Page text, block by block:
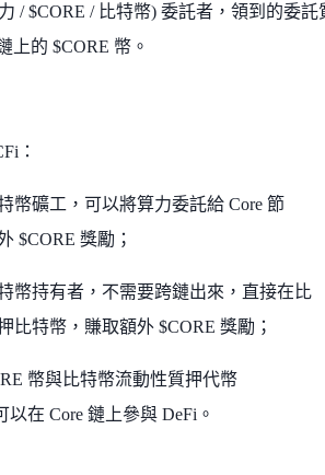
/ $CORE / 比特幣) 委託者，領到的委託
上的 $CORE 幣。
：
幣礦工，可以將算力委託給 Core 節
$CORE 獎勵；
幣持有者，不需要跨鏈出來，直接在比
比特幣，賺取額外 $CORE 獎勵；
幣與比特幣流動性質押代幣
以在 Core 鏈上參與 DeFi。